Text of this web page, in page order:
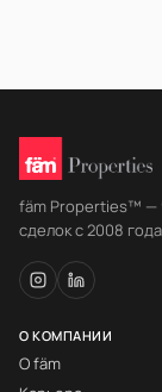
fäm Properties™ —
сделок с 2008
О КОМПАНИИ
О fäm